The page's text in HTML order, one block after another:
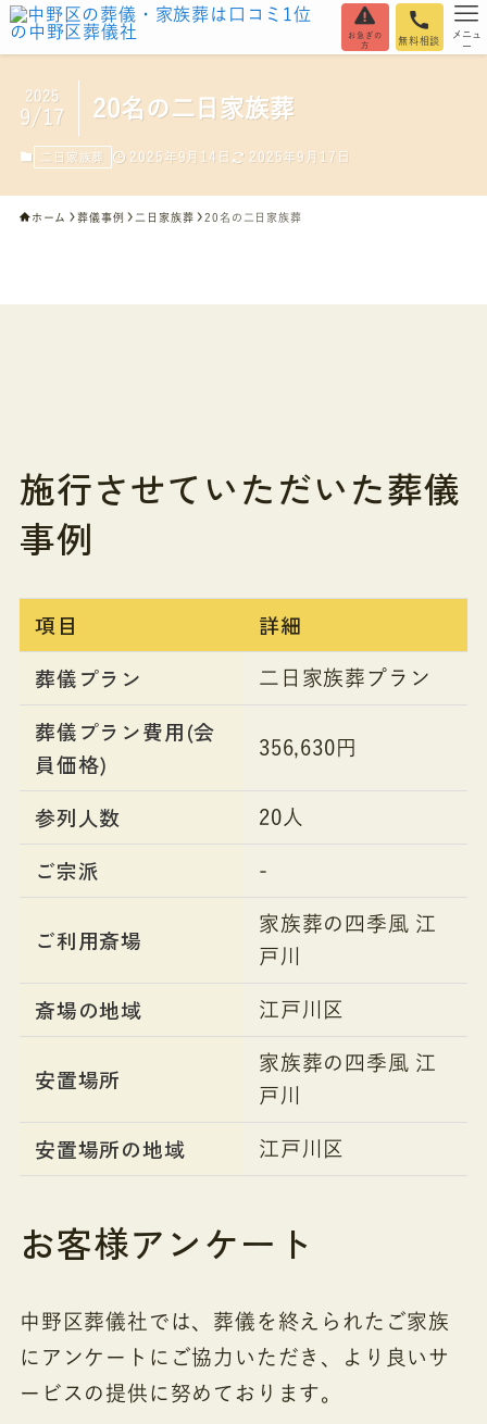
お急ぎの
方
無料相談
メニュ
ー
20名の二日家族葬
2025
9/17
二日家族葬 2025年9月14日 2025年9月17日
ホーム 葬儀事例 二日家族葬 20名の二日家族葬
施行させていただいた葬儀
事例
項目
詳細
葬儀プラン
二日家族葬プラン
葬儀プラン費用(会
員価格)
356,630円
参列人数 20人
ご宗派 -
ご利用斎場
家族葬の四季風 江
戸川
斎場の地域 江戸川区
安置場所
家族葬の四季風 江
戸川
安置場所の地域 江戸川区
お客様アンケート
中野区葬儀社では、葬儀を終えられたご家族
にアンケートにご協力いただき、より良いサ
ービスの提供に努めております。